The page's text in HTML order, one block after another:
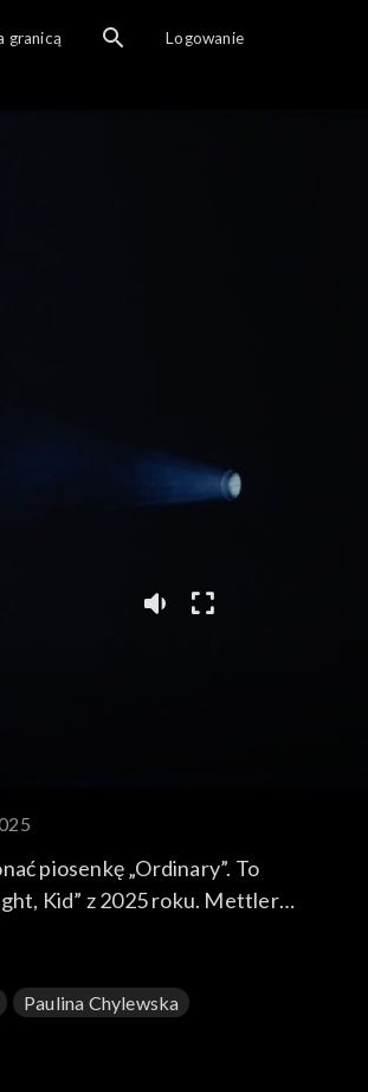
piosenkę „Ordinary”. To
Kid” z 2025 roku. Mettler
Paulina Chylewska
granicą Logowanie